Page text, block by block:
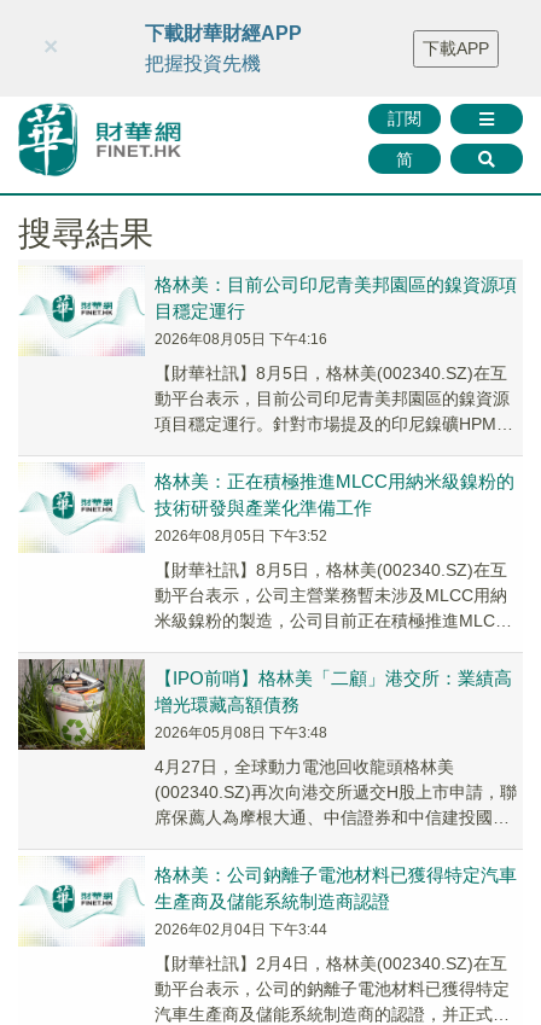
財華智庫網 FINTV FINMETA 財華證券 媒體矩陣
智庫沙龍
聯絡我們
訂閱
简
×
下載財華財經APP
把握投資先機
下載APP
搜尋結果
格林美：目前公司印尼青美邦園區的鎳資源項
目穩定運行
2026年08月05日 下午4:16
【財華社訊】8月5日，格林美(002340.SZ)在互
動平台表示，目前公司印尼青美邦園區的鎳資源
項目穩定運行。針對市場提及的印尼鎳礦HPM計
格林美：正在積極推進MLCC用納米級鎳粉的
技術研發與產業化準備工作
2026年08月05日 下午3:52
【財華社訊】8月5日，格林美(002340.SZ)在互
動平台表示，公司主營業務暫未涉及MLCC用納
米級鎳粉的製造，公司目前正在積極推進MLCC
【IPO前哨】格林美「二顧」港交所：業績高
增光環藏高額債務
2026年05月08日 下午3:48
4月27日，全球動力電池回收龍頭格林美
(002340.SZ)再次向港交所遞交H股上市申請，聯
席保薦人為摩根大通、中信證券和中信建投國
格林美：公司鈉離子電池材料已獲得特定汽車
生產商及儲能系統制造商認證
2026年02月04日 下午3:44
【財華社訊】2月4日，格林美(002340.SZ)在互
動平台表示，公司的鈉離子電池材料已獲得特定
汽車生產商及儲能系統制造商的認證，并正式實